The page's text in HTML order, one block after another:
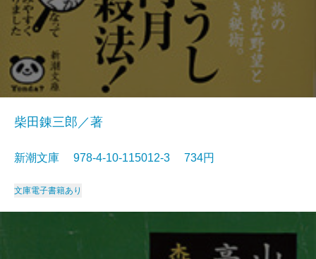
柴田錬三郎／著
新潮文庫 978-4-10-115012-3 734円
文庫電子書籍あり